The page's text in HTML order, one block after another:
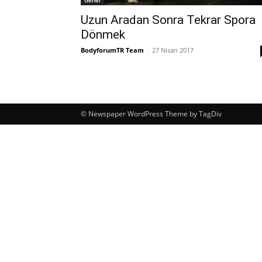
Uzun Aradan Sonra Tekrar Spora
Dönmek
BodyforumTR Team - 27 Nisan 2017
© Newspaper WordPress Theme by TagDiv